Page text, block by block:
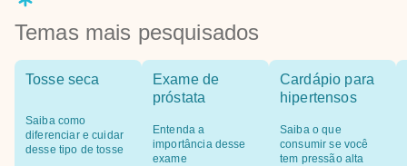
Temas mais pesquisados
Tosse seca
Saiba como
diferenciar e cuidar
desse tipo de tosse
Exame de
próstata
Entenda a
importância desse
exame
Cardápio para
hipertensos
Saiba o que
consumir se você
tem pressão alta